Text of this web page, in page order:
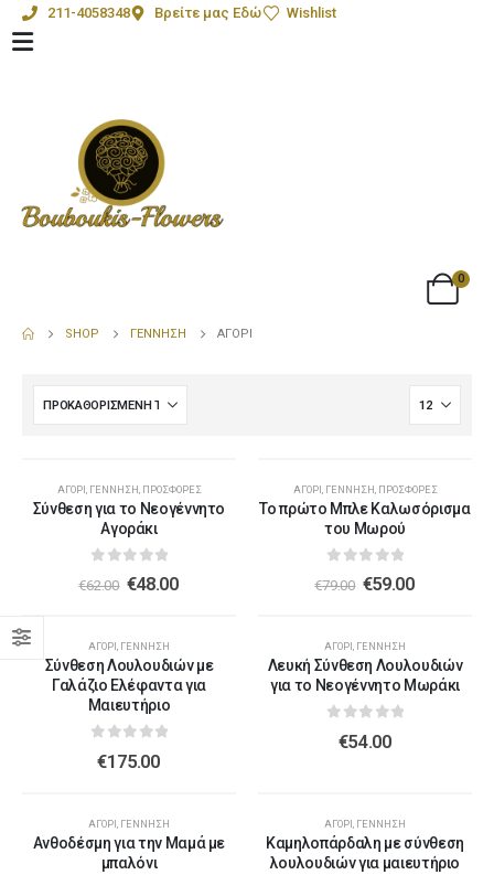
211-4058348 Βρείτε μας Εδώ Wishlist
0
SHOP ΓΈΝΝΗΣΗ ΑΓΌΡΙ
ΑΓΌΡΙ ΓΈΝΝΗΣΗ ΠΡΟΣΦΟΡΈΣ
Σύνθεση για το Νεογέννητο
Αγοράκι
out of 5
€62.00 €48.00
ΑΓΌΡΙ ΓΈΝΝΗΣΗ ΠΡΟΣΦΟΡΈΣ
Το πρώτο Μπλε Καλωσόρισμα
του Μωρού
out of 5
€79.00 €59.00
ΑΓΌΡΙ , ΓΈΝΝΗΣΗ
Σύνθεση Λουλουδιών με
Γαλάζιο Ελέφαντα για
Μαιευτήριο
€175.00
ΑΓΌΡΙ , ΓΈΝΝΗΣΗ
Λευκή Σύνθεση Λουλουδιών
για το Νεογέννητο Μωράκι
€54.00
ΑΓΌΡΙ ΓΈΝΝΗΣΗ
Ανθοδέσμη για την Μαμά με
μπαλόνι
ΑΓΌΡΙ ΓΈΝΝΗΣΗ
Καμηλοπάρδαλη με σύνθεση
λουλουδιών για μαιευτήριο